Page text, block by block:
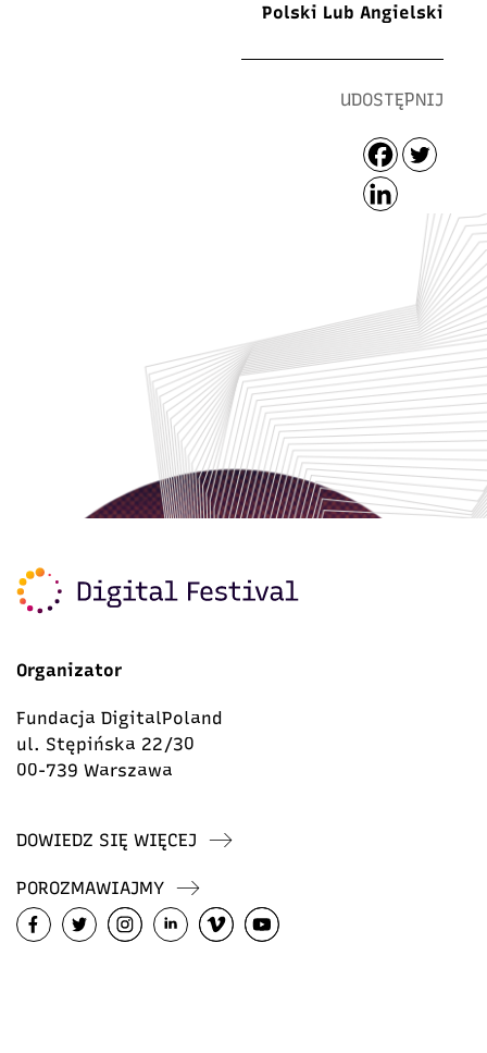
Polski Lub Angielski
UDOSTĘPNIJ
Organizator
Fundacja DigitalPoland
ul. Stępińska 22/30
00-739 Warszawa
DOWIEDZ SIĘ WIĘCEJ
POROZMAWIAJMY